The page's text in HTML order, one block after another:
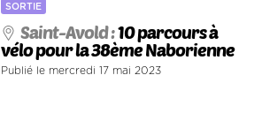
SORTIE
Saint-Avold :10 parcours à
vélo pour la 38ème Naborienne
Publié le mercredi 17 mai 2023